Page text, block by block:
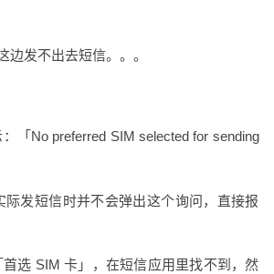
发不出去短信。。。
「No preferred SIM selected for sending
发短信时并不会弹出这个询问，直接报
选 SIM 卡」，在短信应用里找不到，然